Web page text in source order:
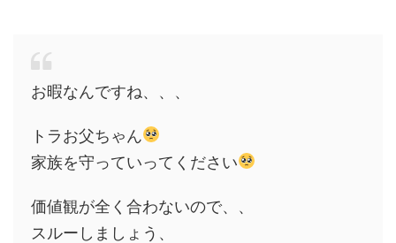
お暇なんですね、、、
トラお父ちゃん
家族を守っていってください
価値観が全く合わないので、、
スルーしましょう、